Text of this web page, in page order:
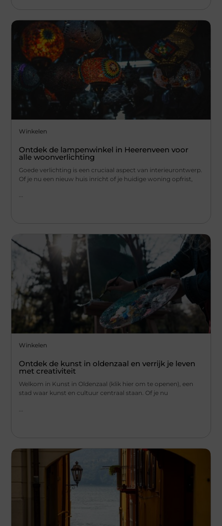
Winkelen
Ontdek de lampenwinkel in Heerenveen voor
alle woonverlichting
Goede verlichting is een cruciaal aspect van interieurontwerp.
Of je nu een nieuw huis inricht of je huidige woning opfrist,
...
Winkelen
Ontdek de kunst in oldenzaal en verrijk je leven
met creativiteit
Welkom in Kunst in Oldenzaal (klik hier om te openen), een
stad waar kunst en cultuur centraal staan. Of je nu